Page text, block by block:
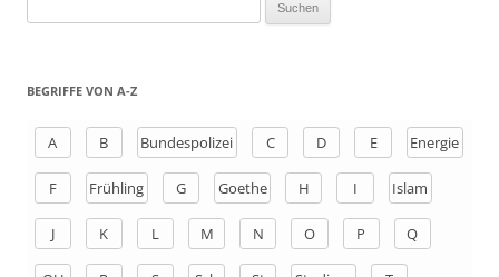
h
BEGRIFFE VON A-Z
A B Bundespolizei C D E Energie
F Frühling G Goethe H I Islam
J K L M N O P Q